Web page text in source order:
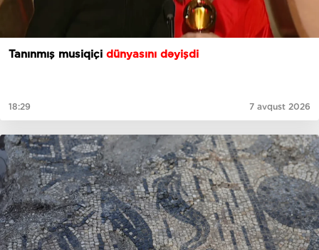
Tanınmış musiqiçi dünyasını dəyişdi
18:29 7 avqust 2026